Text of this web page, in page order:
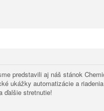
predstavili aj náš stánok
ukážky automatizácie a riadenia
ďalšie stretnutie!